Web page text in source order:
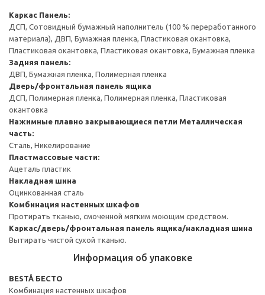
Каркас Панель:
ДСП, Сотовидный бумажный наполнитель (100 % переработанного
материала), ДВП, Бумажная пленка, Пластиковая окантовка,
Пластиковая окантовка, Пластиковая окантовка, Бумажная пленка
Задняя панель:
ДВП, Бумажная пленка, Полимерная пленка
Дверь/фронтальная панель ящика
ДСП, Полимерная пленка, Полимерная пленка, Пластиковая
окантовка
Нажимные плавно закрывающиеся петли Металлическая
часть:
Сталь, Никелирование
Пластмассовые части:
Ацеталь пластик
Накладная шина
Оцинкованная сталь
Комбинация настенных шкафов
Протирать тканью, смоченной мягким моющим средством.
Каркас/дверь/фронтальная панель ящика/накладная шина
Вытирать чистой сухой тканью.
Информация об упаковке
BESTÅ БЕСТО
Комбинация настенных шкафов